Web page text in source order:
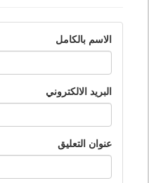
الاسم بالكامل
البريد الالكتروني
عنوان التعليق